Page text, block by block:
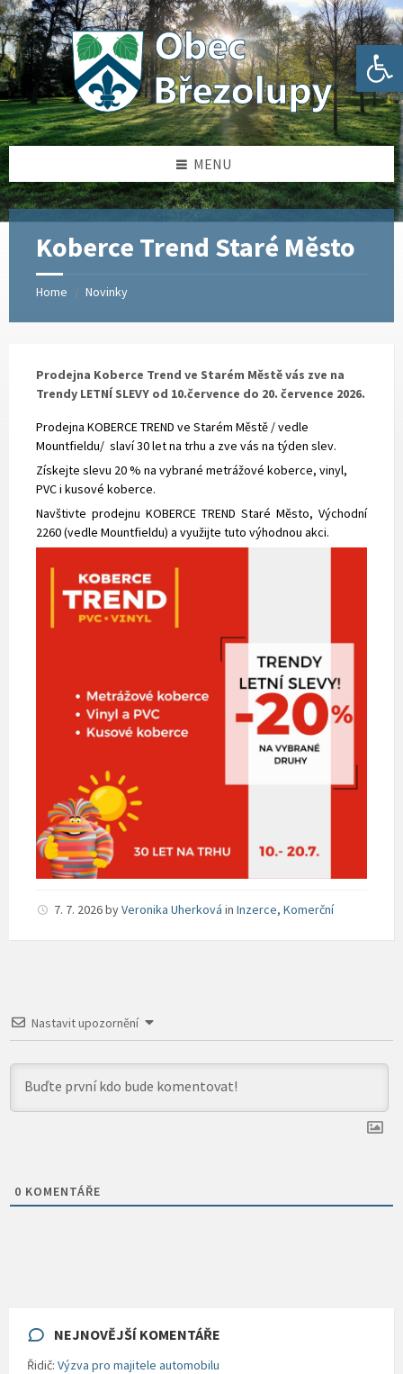
Open toolbar
Skip
to
content
Skip
to
left
sidebar
Skip
to
right
sidebar
Skip
to
footer
MENU
Koberce Trend Staré Město
Home / Novinky
Prodejna Koberce Trend ve Starém Městě vás zve na
Trendy LETNÍ SLEVY od 10.července do 20. července 2026.
Prodejna KOBERCE TREND ve Starém Městě / vedle
Mountfieldu/ slaví 30 let na trhu a zve vás na týden slev.
Získejte slevu 20 % na vybrané metrážové koberce, vinyl,
PVC i kusové koberce.
Navštivte prodejnu KOBERCE TREND Staré Město, Východní
2260 (vedle Mountfieldu) a využijte tuto výhodnou akci.
7. 7. 2026byVeronika Uherková in Inzerce, Komerční
Nastavit upozornění
0 KOMENTÁŘE
NEJNOVĚJŠÍ KOMENTÁŘE
Řidič: Výzva pro majitele automobilu